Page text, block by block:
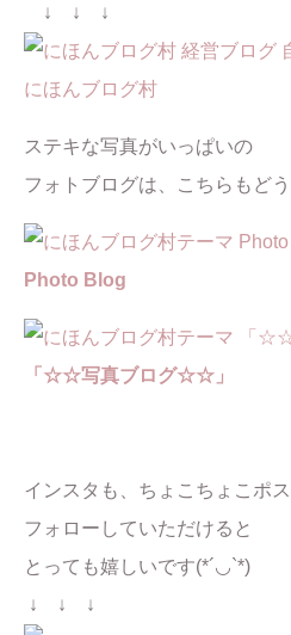
↓ ↓ ↓
にほんブログ村
ステキな写真がいっぱいの
フォトブログは、こちらもど
Photo Blog
「☆☆写真ブログ☆☆」
インスタも、ちょこちょこポ
フォローしていただけると
とっても嬉しいです(*´◡`*)
↓ ↓ ↓